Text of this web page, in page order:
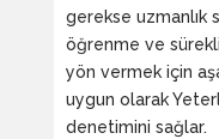
gerekse uzmanlık
öğrenme ve
yön vermek için
uygun olarak
denetimini sağlar.